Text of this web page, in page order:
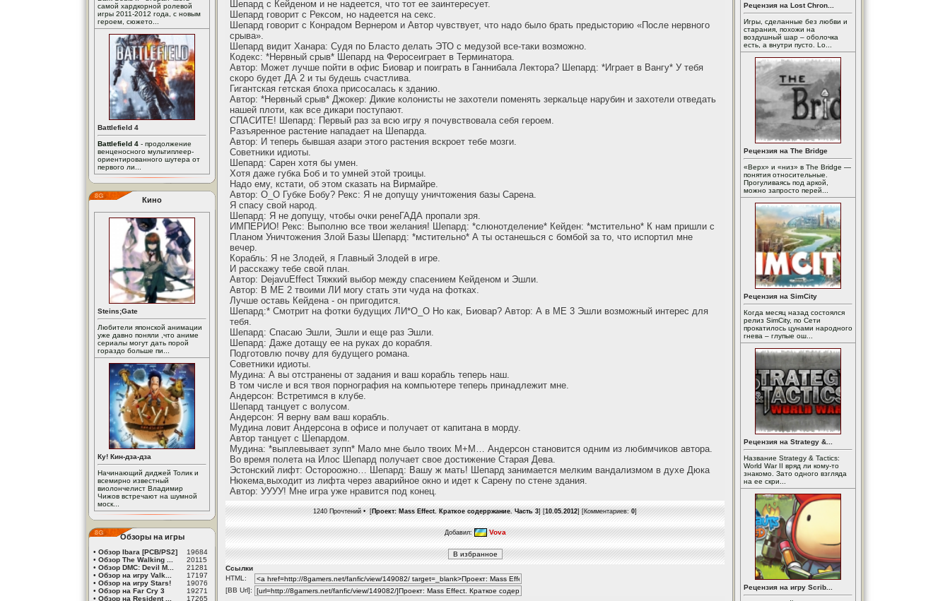
самой хардкорной ролевой
игры 2011-2012 года, с новым
героем, сюжето...
Battlefield 4
Battlefield 4 - продолжение
венценосного мультиплеер-
ориентированного шутера от
первого ли...
Кино
Steins;Gate
Любители японской анимации
уже давно поняли ,что аниме
сериалы могут дать порой
гораздо больше пи...
Ку! Кин-дза-дза
Начинающий диджей Толик и
всемирно известный
виолончелист Владимир
Чижов встречают на шумной
моск...
Обзоры на игры
• Обзор Ibara [PCB/PS2]
19684
• Обзор The Walking ...
20115
• Обзор DMC: Devil M...
21281
• Обзор на игру Valk...
17197
• Обзор на игру Stars!
19076
• Обзор на Far Cry 3
19271
• Обзор на Resident ... 17265
Шепард с Кейденом и не надеется, что тот ее заинтересует.
Шепард говорит с Рексом, но надеется на секс.
Шепард говорит с Конрадом Вернером и Автор чувствует, что надо было брать предысторию «После нервного
срыва».
Шепард видит Ханара: Судя по Бласто делать ЭТО с медузой все-таки возможно.
Кодекс: *Нервный срыв* Шепард на Феросеиграет в Терминатора.
Автор: Может лучше пойти в офис Биовар и поиграть в Ганнибала Лектора? Шепард: *Играет в Вангу* У тебя
скоро будет ДА 2 и ты будешь счастлива.
Гигантская гетская блоха присосалась к зданию.
Автор: *Нервный срыв* Джокер: Дикие колонисты не захотели поменять зеркальце нарубин и захотели отведать
нашей плоти, как все дикари поступают.
СПАСИТЕ! Шепард: Первый раз за всю игру я почувствовала себя героем.
Разъяренное растение нападает на Шепарда.
Автор: И теперь бывшая азари этого растения вскроет тебе мозги.
Советники идиоты.
Шепард: Сарен хотя бы умен.
Хотя даже губка Боб и то умней этой троицы.
Надо ему, кстати, об этом сказать на Вирмайре.
Автор: О_О Губке Бобу? Рекс: Я не допущу уничтожения базы Сарена.
Я спасу свой народ.
Шепард: Я не допущу, чтобы очки ренеГАДА пропали зря.
ИМПЕРИО! Рекс: Выполню все твои желания! Шепард: *слюнотделение* Кейден: *мстительно* К нам пришли с
Планом Уничтожения Злой Базы Шепард: *мстительно* А ты останешься с бомбой за то, что испортил мне
вечер.
Корабль: Я не Злодей, я Главный Злодей в игре.
И расскажу тебе свой план.
Автор: DejavuEffect Тяжкий выбор между спасением Кейденом и Эшли.
Автор: В МЕ 2 твоими ЛИ могу стать эти чуда на фотках.
Лучше оставь Кейдена - он пригодится.
Шепард:* Смотрит на фотки будущих ЛИ*О_О Но как, Биовар? Автор: А в МЕ 3 Эшли возможный интерес для
тебя.
Шепард: Спасаю Эшли, Эшли и еще раз Эшли.
Шепард: Даже дотащу ее на руках до корабля.
Подготовлю почву для будущего романа.
Советники идиоты.
Мудина: А вы отстранены от задания и ваш корабль теперь наш.
В том числе и вся твоя порнография на компьютере теперь принадлежит мне.
Андерсон: Встретимся в клубе.
Шепард танцует с волусом.
Андерсон: Я верну вам ваш корабль.
Мудина ловит Андерсона в офисе и получает от капитана в морду.
Автор танцует с Шепардом.
Мудина: *выплевывает зупп* Мало мне было твоих М+М… Андерсон становится одним из любимчиков автора.
Во время полета на Илос Шепард получает свое достижение Старая Дева.
Эстонский лифт: Остороожно… Шепард: Вашу ж мать! Шепард занимается мелким вандализмом в духе Дюка
Нюкема,выходит из лифта через аварийное окно и идет к Сарену по стене здания.
Автор: УУУУ! Мне игра уже нравится под конец.
1240 Прочтений • [ Проект: Mass Effect. Краткое содерржание. Часть 3] [10.05.2012] [Комментариев: 0]
Добавил: Vova
Ссылки
HTML:
[BB Url]:
Рецензия на Lost Chron...
Игры, сделанные без любви и
старания, похожи на
воздушный шар – оболочка
есть, а внутри пусто. Lo...
Рецензия на The Bridge
«Верх» и «низ» в The Bridge —
понятия относительные.
Прогуливаясь под аркой,
можно запросто перей...
Рецензия на SimCity
Когда месяц назад состоялся
релиз SimCity, по Сети
прокатилось цунами народного
гнева – глупые ош...
Рецензия на Strategy &...
Название Strategy & Tactics:
World War II вряд ли кому-то
знакомо. Зато одного взгляда
на ее скри...
Рецензия на игру Scrib...